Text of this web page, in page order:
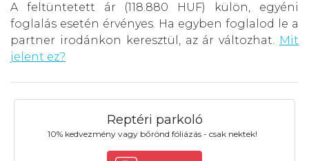
A feltüntetett ár (118.880 HUF) külön, egyéni
foglalás esetén érvényes. Ha egyben foglalod le a
partner irodánkon keresztül, az ár változhat. Mit
jelent ez?
Reptéri parkoló
10% kedvezmény vagy bőrönd fóliázás - csak nektek!